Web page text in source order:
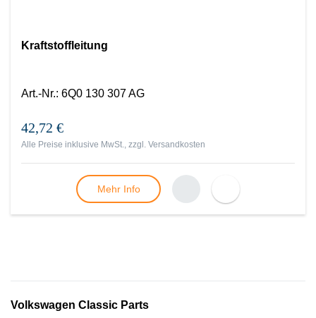
Kraftstoffleitung
Art.-Nr.: 6Q0 130 307 AG
42,72 €
Alle Preise inklusive MwSt., zzgl. Versandkosten
Mehr Info
Volkswagen Classic Parts